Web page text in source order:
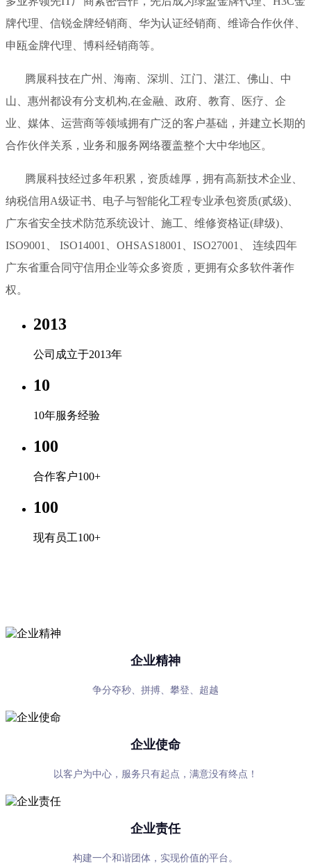
牌代理、信锐金牌经销商、华为认证经销商、维谛合作伙伴、
申瓯金牌代理、博科经销商等。
腾展科技在广州、海南、深圳、江门、湛江、佛山、中
山、惠州都设有分支机构,在金融、政府、教育、医疗、企
业、媒体、运营商等领域拥有广泛的客户基础，并建立长期的
合作伙伴关系，业务和服务网络覆盖整个大中华地区。
腾展科技经过多年积累，资质雄厚，拥有高新技术企业、
纳税信用A级证书、电子与智能化工程专业承包资质(贰级)、
广东省安全技术防范系统设计、施工、维修资格证(肆级)、
ISO9001、 ISO14001、OHSAS18001、ISO27001、 连续四年
广东省重合同守信用企业等众多资质，更拥有众多软件著作
权。
2013
公司成立于2013年
10
10年服务经验
100
合作客户100+
100
现有员工100+
企业精神
争分夺秒、拼搏、攀登、超越
企业使命
以客户为中心，服务只有起点，满意没有终点！
企业责任
构建一个和谐团体，实现价值的平台。